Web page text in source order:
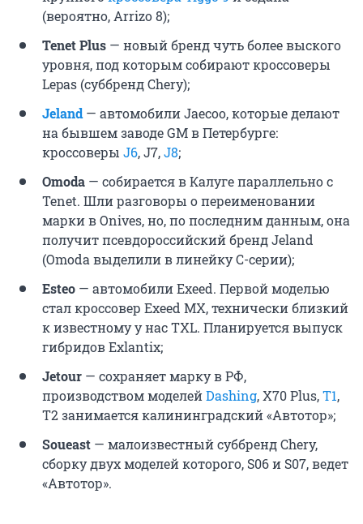
(вероятно, Arrizo 8);
Tenet Plus — новый бренд чуть более выского
уровня, под которым собирают кроссоверы
Lepas (суббренд Chery);
Jeland — автомобили Jaecoo, которые делают
на бывшем заводе GM в Петербурге:
кроссоверы J6, J7,J8;
Omoda — собирается в Калуге параллельно с
Tenet. Шли разговоры о переименовании
марки в Onives, но, по последним данным, она
получит псевдороссийский бренд Jeland
(Omoda выделили в линейку C-серии);
Esteo — автомобили Exeed. Первой моделью
стал кроссовер Exeed MX, технически близкий
к известному у нас TXL. Планируется выпуск
гибридов Exlantix;
Jetour — сохраняет марку в РФ,
производством моделейDashing, X70 Plus,T1,
T2 занимается калининградский «Автотор»;
Soueast — малоизвестный суббренд Chery,
сборку двух моделей которого, S06 и S07, ведет
«Автотор».